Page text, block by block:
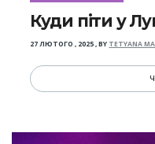
Куди піти у
27 ЛЮТОГО , 2025,BY TETYANA